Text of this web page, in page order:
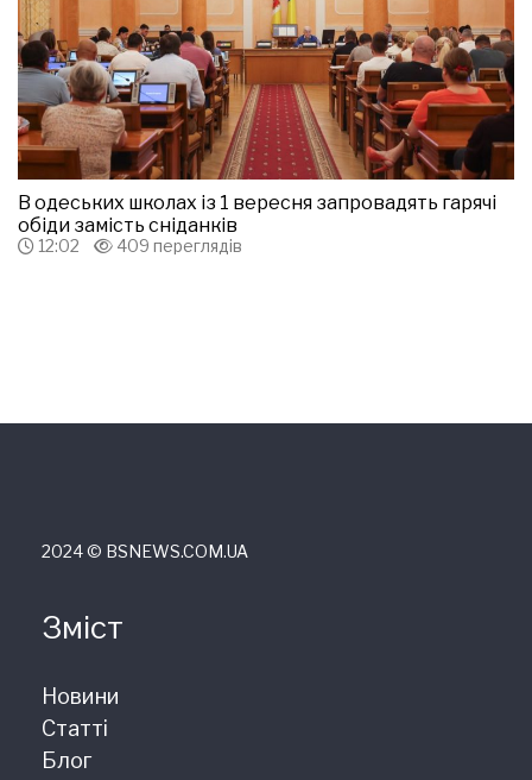
В одеських школах із 1 вересня запровадять гарячі
обіди замість сніданків
12:02 409 переглядів
2024 © ВSNEWS.COM.UA
Зміст
Новини
Статті
Блог